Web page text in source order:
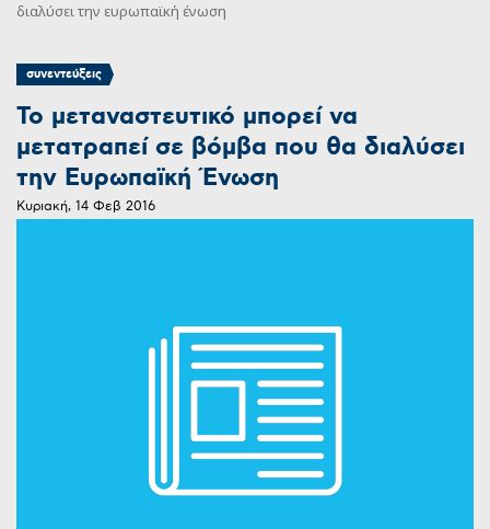
διαλύσει την ευρωπαϊκή ένωση
συνεντεύξεις
Το μεταναστευτικό μπορεί να
μετατραπεί σε βόμβα που θα διαλύσει
την Ευρωπαϊκή Ένωση
Κυριακή, 14 Φεβ 2016